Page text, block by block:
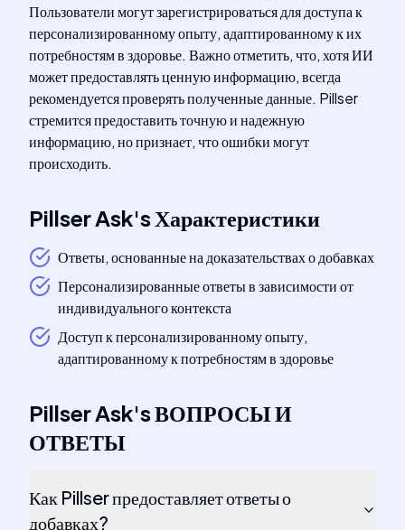
Пользователи могут зарегистрироваться для доступа к
персонализированному опыту, адаптированному к их
потребностям в здоровье. Важно отметить, что, хотя ИИ
может предоставлять ценную информацию, всегда
рекомендуется проверять полученные данные. Pillser
стремится предоставить точную и надежную
информацию, но признает, что ошибки могут
происходить.
Pillser Ask'sХарактеристики
Ответы, основанные на доказательствах о добавках
Персонализированные ответы в зависимости от
индивидуального контекста
Доступ к персонализированному опыту,
адаптированному к потребностям в здоровье
Pillser Ask'sВОПРОСЫ И
ОТВЕТЫ
Как Pillser предоставляет ответы о
добавках?